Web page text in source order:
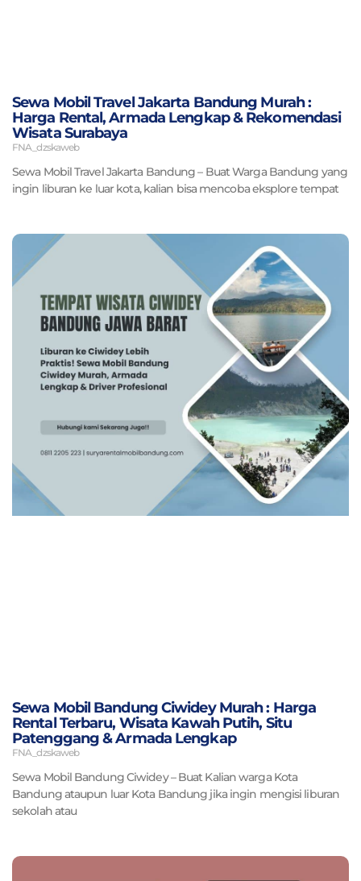
Sewa Mobil Travel Jakarta Bandung Murah :
Harga Rental, Armada Lengkap & Rekomendasi
Wisata Surabaya
FNA_dzskaweb
Sewa Mobil Travel Jakarta Bandung – Buat Warga Bandung yang
ingin liburan ke luar kota, kalian bisa mencoba eksplore tempat
Sewa Mobil Bandung Ciwidey Murah : Harga
Rental Terbaru, Wisata Kawah Putih, Situ
Patenggang & Armada Lengkap
FNA_dzskaweb
Sewa Mobil Bandung Ciwidey – Buat Kalian warga Kota
Bandung ataupun luar Kota Bandung jika ingin mengisi liburan
sekolah atau